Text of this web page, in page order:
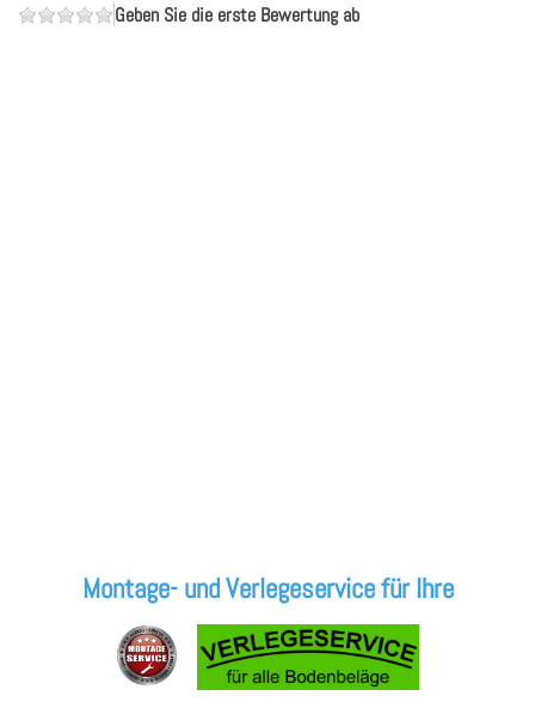
Geben Sie die erste Bewertung ab
Montage- und Verlegeservice für Ihre